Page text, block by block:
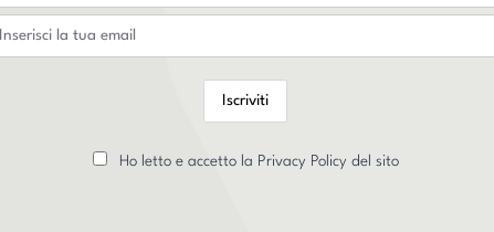
Ho letto e accetto la Privacy Policy del sito